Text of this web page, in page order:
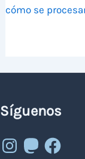
cómo se
Síguenos
Instagram
MastodonFacebook